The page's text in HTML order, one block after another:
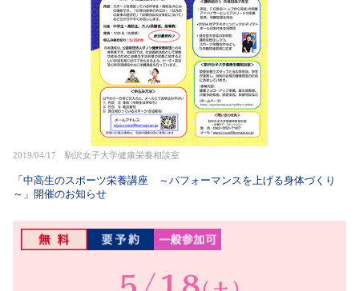
2019/04/17 駒沢女子大学健康栄養相談室
「中高生のスポーツ栄養講座 ～パフォーマンスを上げる身体づくり
～」開催のお知らせ